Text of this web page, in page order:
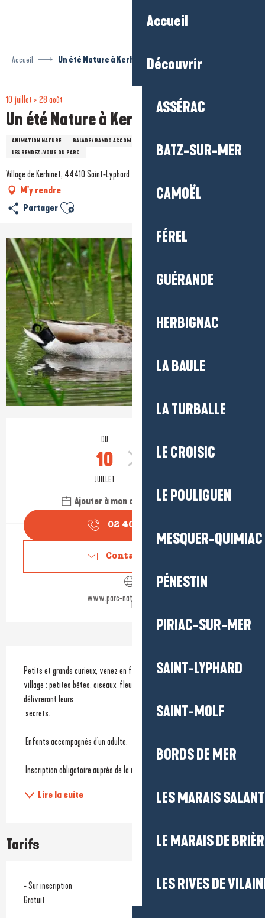
Accueil
Découvrir
ASSÉRAC
BATZ-SUR-MER
CAMOËL
FÉREL
GUÉRANDE
HERBIGNAC
LA BAULE
LA TURBALLE
LE CROISIC
LE POULIGUEN
MESQUER-QUIMIAC
PÉNESTIN
PIRIAC-SUR-MER
SAINT-LYPHARD
SAINT-MOLF
BORDS DE MER
LES MARAIS
LE MARAIS DE
LES RIVES DE
Accueil Un été Nature à Kerhinet
10 juillet > 28 août
Un été Nature à Kerhinet
ANIMATION NATURE BALADE / RANDO ACCOMPAGNÉE
LES RENDEZ-VOUS DU PARC
Village de Kerhinet, 44410 Saint-Lyphard
M'y rendre
Partager Ajouter aux favoris
Ouverture et coordonnées
DU
10
JUILLET
28
Ajouter à mon calendrier Google
02 40 91 68
Contactez-nous
www.parc-naturel-briere.com
Description
Petits et grands curieux, venez en famille, explorer la nature autour du
village : petites bêtes, oiseaux, fleurs sauvages et autres vous
délivreront leurs
secrets.
Enfants accompagnés d'un adulte.
Inscription obligatoire auprès de la maison du parc.
Lire la suite
Tarifs
- Sur inscription
Gratuit